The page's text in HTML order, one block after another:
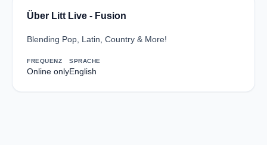
Über Litt Live - Fusion
Blending Pop, Latin, Country & More!
FREQUENZ
Online only
SPRACHE
English